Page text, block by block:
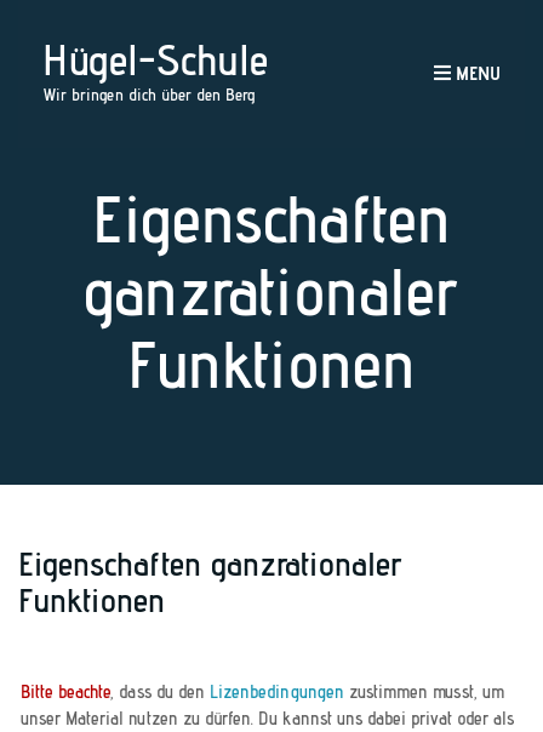
Hügel-Schule
Wir bringen dich über den Berg
MENU
Eigenschaften
ganzrationaler
Funktionen
Eigenschaften ganzrationaler
Funktionen
Bitte beachte , dass du den Lizenbedingungen zustimmen musst, um
unser Material nutzen zu dürfen. Du kannst uns dabei privat oder als